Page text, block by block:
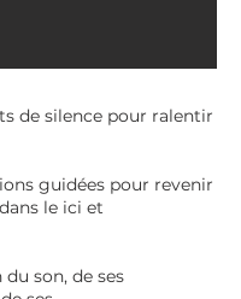
de silence pour ralentir
guidées pour revenir
le ici et
son, de ses